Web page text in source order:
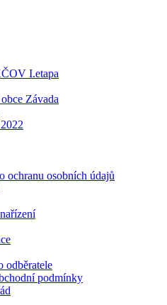
I.etapa
Závada
ochranu osobních údajů
odběratele
podmínky